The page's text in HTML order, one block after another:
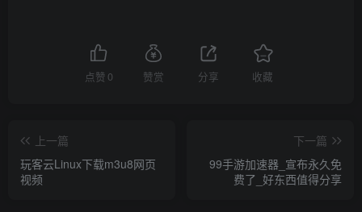
点赞 0 赞赏 分享 收藏
上一篇
玩客云Linux下载m3u8网页
视频
下一篇
99手游加速器_宣布永久免
费了_好东西值得分享